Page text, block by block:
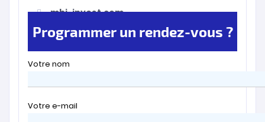
mbi-invest.com
Programmer un rendez-vous ?
Votre nom
Votre e-mail